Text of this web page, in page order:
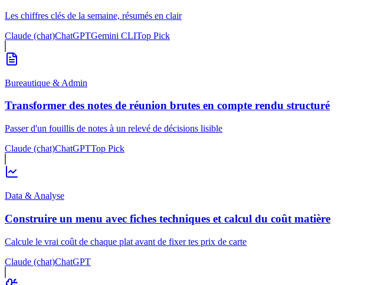
Les chiffres clés de la semaine, résumés en clair
Claude (chat)ChatGPTGemini CLITop Pick
Bureautique & Admin
Transformer des notes de réunion brutes en compte rendu structuré
Passer d'un fouillis de notes à un relevé de décisions lisible
Claude (chat)ChatGPTTop Pick
Data & Analyse
Construire un menu avec fiches techniques et calcul du coût matière
Calcule le vrai coût de chaque plat avant de fixer tes prix de carte
Claude (chat)ChatGPT